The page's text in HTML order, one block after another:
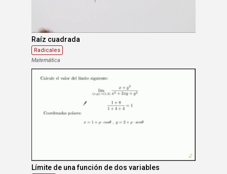
Raíz cuadrada
Radicales
Matemática
Límite de una función de dos variables